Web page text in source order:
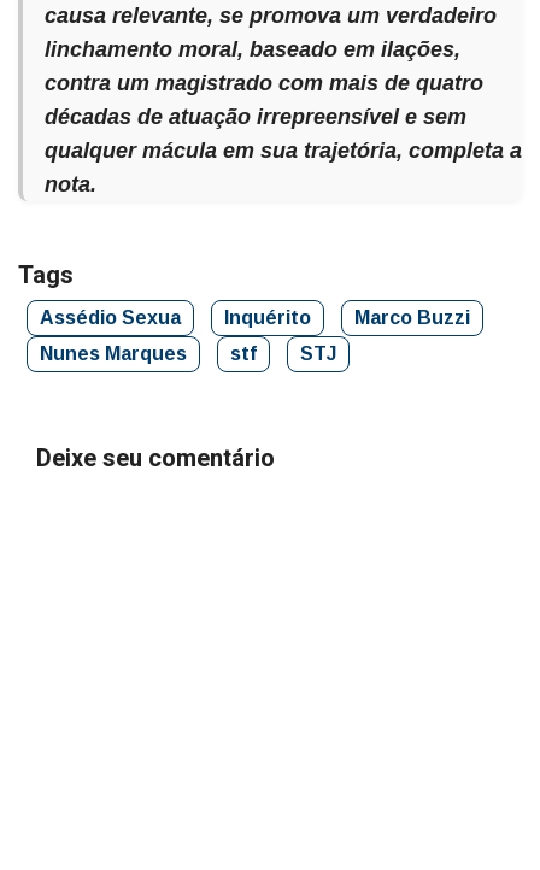
causa relevante, se promova um verdadeiro
linchamento moral, baseado em ilações,
contra um magistrado com mais de quatro
décadas de atuação irrepreensível e sem
qualquer mácula em sua trajetória, completa a
nota.
Tags
Assédio Sexua Inquérito
Marco Buzzi
Nunes Marques
stf STJ
Deixe seu comentário